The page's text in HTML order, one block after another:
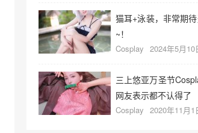
猫耳+泳装，非常期
~！
Cosplay 2024年5月10
三上悠亚万圣节
网友表示都不认得了
Cosplay 2020年11月1